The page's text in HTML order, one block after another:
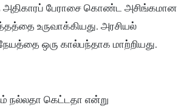
அதிகாரப் பேராசை கொண்ட அசிங்கமான
உருவாக்கியது. அரசியல்
ஒரு கால்பந்தாக மாற்றியது.
நல்லதா கெட்டதா என்று